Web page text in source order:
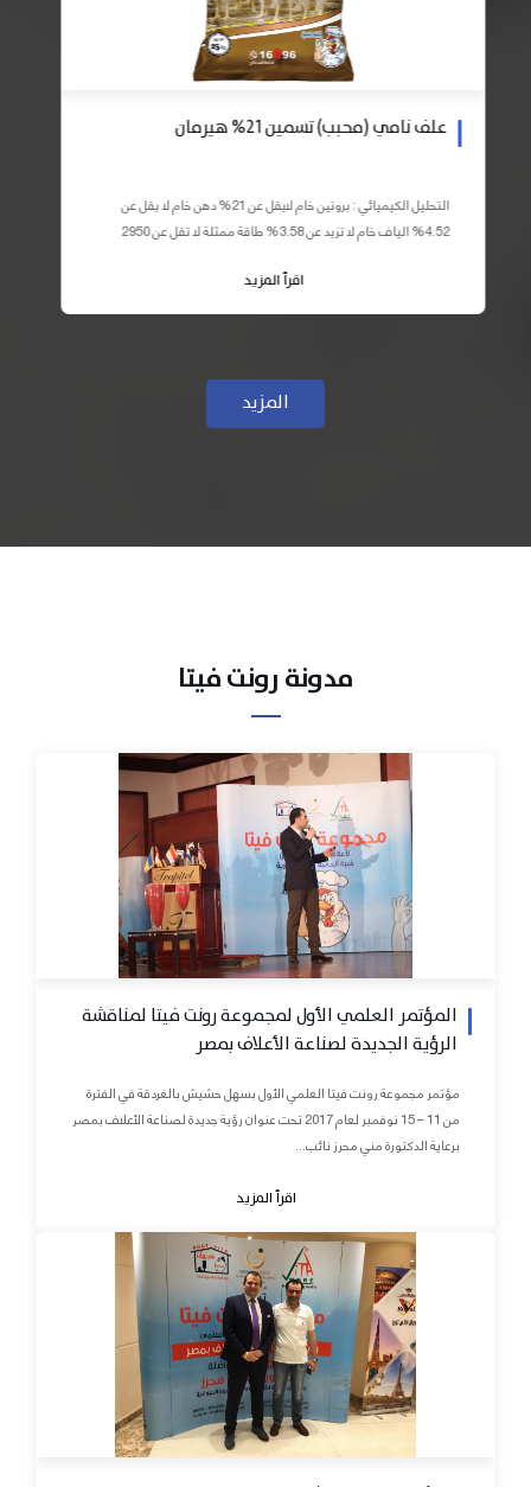
علف نامي (محبب) تسمين 21% هيرمان
التحليل الكيميائي : بروتين خام لايقل عن 21% دهن خام لا يقل عن
4.52% الياف خام لا تزيد عن 3.58% طاقة ممثلة لا تقل عن 2950
اقرأ المزيد
المزيد
مدونة رونت فيتا
المؤتمر العلمي الأول لمجموعة رونت فيتا لمناقشة
الرؤية الجديدة لصناعة الأعلاف بمصر
مؤتمر مجموعة رونت فيتا العلمي الأول بسهل حشيش بالغردقة في الفترة
من 11 – 15 نوفمبر لعام 2017 تحت عنوان رؤية جديدة لصناعة الأعلاف بمصر
برعاية الدكتورة مني محرز نائب...
اقرأ المزيد